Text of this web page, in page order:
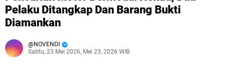
Pelaku Ditangkap Dan Barang Bukti
Diamankan
NOVENDI
Sabtu, 23 Mei 2026, Mei 23, 2026 WIB